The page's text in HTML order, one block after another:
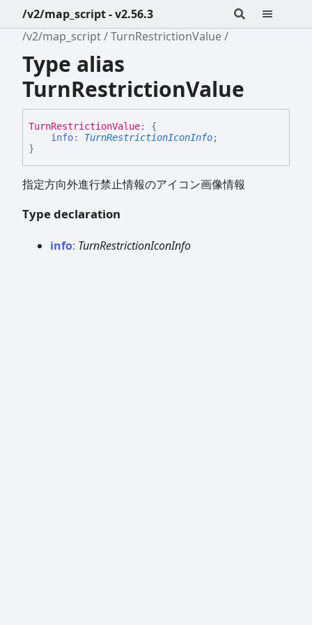
/v2/map_script - v2.56.3
/v2/map_script
TurnRestrictionValue
Type alias
TurnRestrictionValue
TurnRestrictionValue:
{
info: TurnRestrictionIconInfo;
}
指定方向外進行禁止情報のアイコン画像情報
Type declaration
info: TurnRestrictionIconInfo